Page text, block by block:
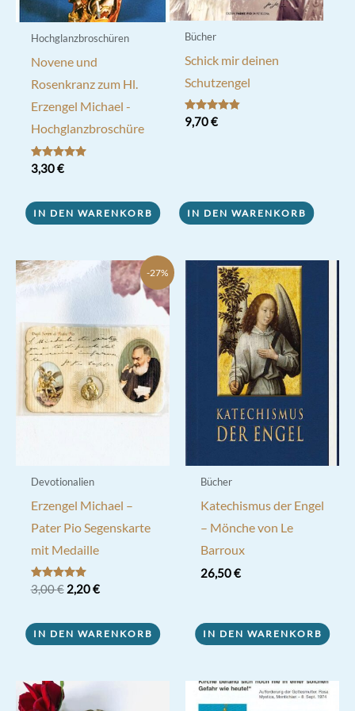
gewählt
werden
Hochglanzbroschüren
Novene und
Rosenkranz zum Hl.
Erzengel Michael -
Hochglanzbroschüre
Bewertet mit
5.00
3,30€
IN DEN WARENKORB
Bücher
Schick mir deinen
Schutzengel
Bewertet
mit
9,70€
IN DEN WARENKORB
-27%
Devotionalien
Erzengel Michael –
Pater Pio Segenskarte
mit Medaille
Bewertet mit
5.00
3,00€ Ursprünglicher
3,00 €
2,20€Aktueller
2,20 €.
IN DEN WARENKORB
Bücher
Katechismus der Engel
– Mönche von Le
Barroux
26,50€
IN DEN WARENKORB